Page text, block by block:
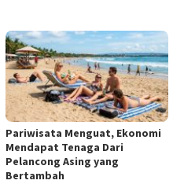
Pariwisata Menguat, Ekonomi
Mendapat Tenaga Dari
Pelancong Asing yang
Bertambah